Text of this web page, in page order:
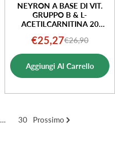
NEYRON A BASE DI VIT.
GRUPPO B & L-
ACETILCARNITINA 20
Prezzo
di
vendita
€25,27Prezzo
normale
€26,90
Aggiungi Al Carrello
… 30 Prossimo